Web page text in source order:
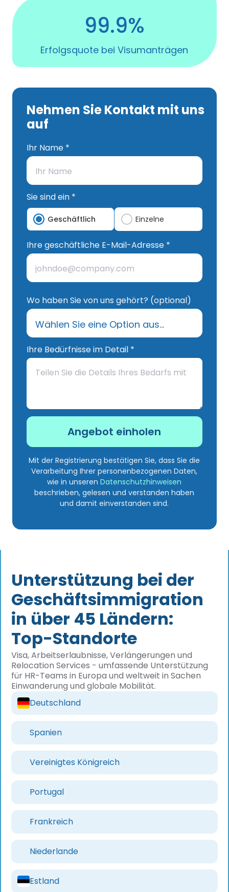
99.9%
Erfolgsquote bei Visumanträgen
Nehmen Sie Kontakt mit uns
auf
Ihr Name *
Sie sind ein *
Geschäftlich Einzelne
Ihre geschäftliche E-Mail-Adresse *
Wo haben Sie von uns gehört? (optional)
Ihre Bedürfnisse im Detail *
Mit der Registrierung bestätigen Sie, dass Sie die
Verarbeitung Ihrer personenbezogenen Daten,
wie in unserenDatenschutzhinweisen
beschrieben, gelesen und verstanden haben
und damit einverstanden sind.
Unterstützung bei der
Geschäftsimmigration
in über 45 Ländern:
Top-Standorte
Visa, Arbeitserlaubnisse, Verlängerungen und
Relocation Services - umfassende Unterstützung
für HR-Teams in Europa und weltweit in Sachen
Einwanderung und globale Mobilität.
Deutschland
Spanien
Vereinigtes Königreich
Portugal
Frankreich
Niederlande
Estland